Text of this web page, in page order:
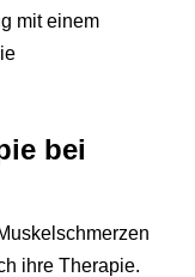
mit einem
bei
ihre Therapie.